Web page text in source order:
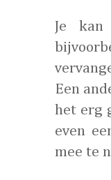
Je
Een
het erg
even
mee te